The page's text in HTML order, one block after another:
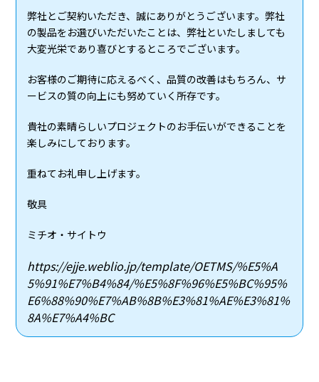
弊社とご契約いただき、誠にありがとうございます。弊社
の製品をお選びいただいたことは、弊社といたしましても
大変光栄であり喜びとするところでございます。
お客様のご期待に応えるべく、品質の改善はもちろん、サ
ービスの質の向上にも努めていく所存です。
貴社の素晴らしいプロジェクトのお手伝いができることを
楽しみにしております。
重ねてお礼申し上げます。
敬具
ミチオ・サイトウ
https://ejje.weblio.jp/template/OETMS/%E5%A
5%91%E7%B4%84/%E5%8F%96%E5%BC%95%
E6%88%90%E7%AB%8B%E3%81%AE%E3%81%
8A%E7%A4%BC